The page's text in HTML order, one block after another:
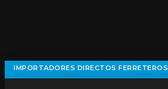
IMPORTADORES DIRECTOS FERRETEROS